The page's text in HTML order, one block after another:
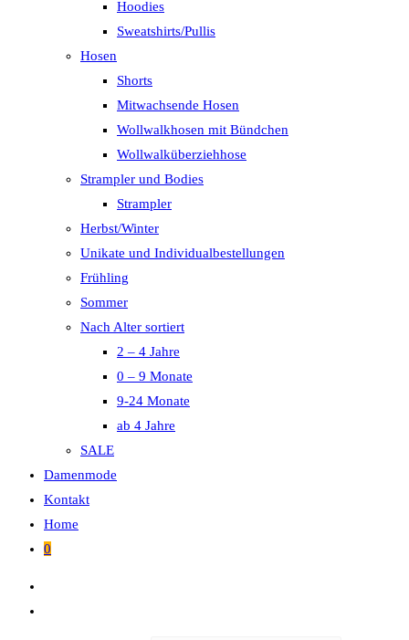
Hoodies
Sweatshirts/Pullis
Hosen
Shorts
Mitwachsende Hosen
Wollwalkhosen mit Bündchen
Wollwalküberziehhose
Strampler und Bodies
Strampler
Herbst/Winter
Unikate und Individualbestellungen
Frühling
Sommer
Nach Alter sortiert
2 – 4 Jahre
0 – 9 Monate
9-24 Monate
ab 4 Jahre
SALE
Damenmode
Kontakt
Home
0